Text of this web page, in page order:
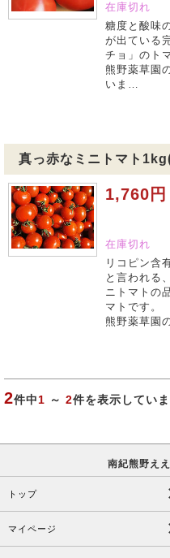
在庫切れ
糖度と酸味
が出ている
チョ」のト
熊野薬草園
いま…
真っ赤なミニトマト
1,760円
在庫切れ
リコピン含
と言われる
ニトマトの
マトです。
熊野薬草園
2件中1 ～ 2件を表示してい
南紀熊野え
トップ
マイページ